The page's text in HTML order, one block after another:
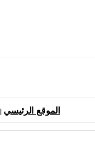
الموقع الرئيسي